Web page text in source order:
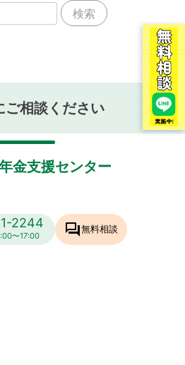
ご相談ください
金支援センター
2244
〜17:00 forum無料相談